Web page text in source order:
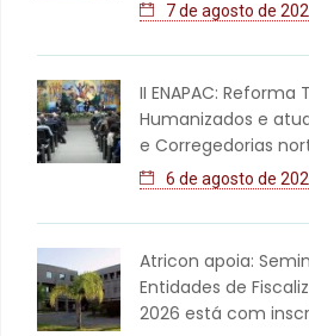
7 de agosto de
II ENAPAC: Reforma
Humanizados e
e Corregedorias
6 de agosto de
Atricon apoia:
Entidades de
2026 está com